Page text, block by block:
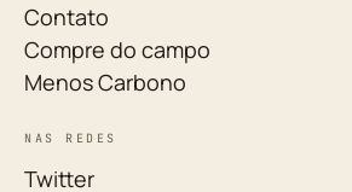
Contato
Compre do campo
Menos Carbono
NAS REDES
Twitter